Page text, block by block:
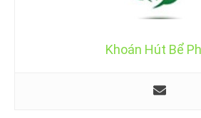
Khoán Hút Bể